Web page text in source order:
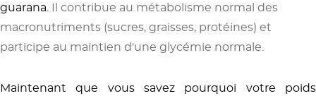
guarana. Il contribue au métabolisme normal des
macronutriments (sucres, graisses, protéines) et
participe au maintien d'une glycémie normale.
Maintenant que vous savez pourquoi votre poids